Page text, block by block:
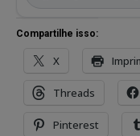
Compartilhe isso:
X
Threads
Pinterest